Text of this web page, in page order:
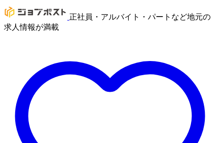
正社員・アルバイト・パートなど地元の
求人情報が満載